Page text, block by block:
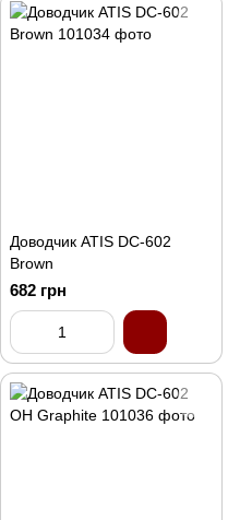
Доводчик ATIS DC-602
Brown
682 грн